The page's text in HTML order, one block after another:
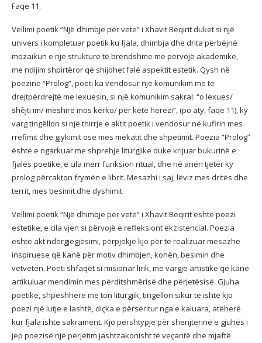
Faqe 11.
Vëllimi poetik “Një dhimbje për vete” i Xhavit Beqirit duket si një
univers i kompletuar poetik ku fjala, dhimbja dhe drita përbëjnë
mozaikun e një strukture të brendshme me përvojë akademike,
me ndijim shpirtëror që shijohet falë aspektit estetik. Qysh në
poezinë “Prolog”, poeti ka vendosur një komunikim më të
drejtpërdrejtë me lexuesin, si një komunikim sakral: “o lexues/
shêjti im/ mëshirë mos kërko/ për këtë herezi”, (po aty, faqe 11), ky
varg tingëllon si një thirrje e aktit poetik i vendosur në kufirin mes
rrëfimit dhe gjykimit ose mes mëkatit dhe shpëtimit. Poezia “Prolog”
është e ngarkuar me shprehje liturgjike duke krijuar bukurinë e
fjalës poetike, e cila merr funksion ritual, dhe në anën tjetër ky
prolog përcakton frymën e librit. Mesazhi i saj, lëviz mes dritës dhe
territ, mes besimit dhe dyshimit.
Vëllimi poetik “Një dhimbje për vete” i Xhavit Beqirit është poezi
estetike, e cila vjen si përvojë e refleksiont ekzistencial. Poezia
është akt ndërgjegjësimi, përpjekje kjo për të realizuar mesazhe
inspiruese që kanë për motiv dhimbjen, kohën, besimin dhe
vetveten. Poeti shfaqet si misionar lirik, me vargje artistike që kanë
artikuluar mendimin mes përditshmërisë dhe përjetësisë. Gjuha
poetike, shpeshherë me ton liturgjik, tingëllon sikur të ishte kjo
poezi një lutje e lashtë, diçka e përsëritur nga e kaluara, atëherë
kur fjala ishte sakrament. Kjo përshtypje për shenjtërinë e gjuhës i
jep poezisë një përjetim jashtzakonisht të veçantë dhe mjaftë